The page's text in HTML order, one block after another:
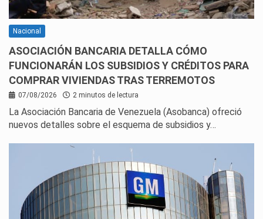
Nacional
ASOCIACIÓN BANCARIA DETALLA CÓMO
FUNCIONARÁN LOS SUBSIDIOS Y CRÉDITOS PARA
COMPRAR VIVIENDAS TRAS TERREMOTOS
07/08/2026 2 minutos de lectura
La Asociación Bancaria de Venezuela (Asobanca) ofreció
nuevos detalles sobre el esquema de subsidios y…